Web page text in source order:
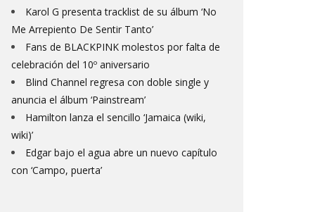
Karol G presenta tracklist de su álbum ‘No
Me Arrepiento De Sentir Tanto’
Fans de BLACKPINK molestos por falta de
celebración del 10º aniversario
Blind Channel regresa con doble single y
anuncia el álbum ‘Painstream’
Hamilton lanza el sencillo ‘Jamaica (wiki,
wiki)’
Edgar bajo el agua abre un nuevo capítulo
con ‘Campo, puerta’